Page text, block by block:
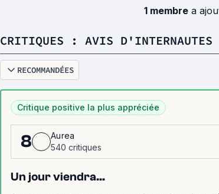
1 membrea
CRITIQUES : AVIS
RECOMMANDÉES
Critique positive la plus appréciée
8
Aurea
540 critiques
Un jour viendra...